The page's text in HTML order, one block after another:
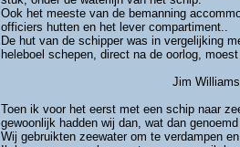
Ook het meeste van de bemanning
officiers hutten en het lever compartiment..
De hut van de schipper was in vergelijking
heleboel schepen, direct na de oorlog,
Jim Williams-
Toen ik voor het eerst met een schip naar
gewoonlijk hadden wij dan, wat dan
Wij gebruikten zeewater om te verdampen